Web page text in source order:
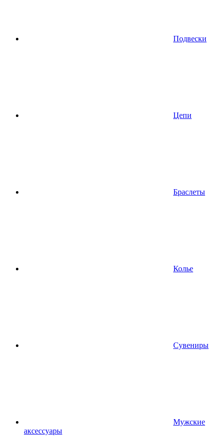
Подвески
Цепи
Браслеты
Колье
Сувениры
Мужские
аксессуары